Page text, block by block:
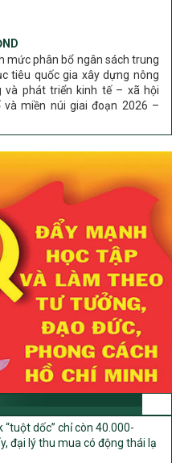
mức phân bổ ngân sách trung
tiêu quốc gia xây dựng nông
và phát triển kinh tế – xã hội
miền núi giai đoạn 2026 –
và phát triển kinh tế – xã
và miền núi giai đoạn 2026 –
trình mục tiều quốc gia xây
vững và phát triển kinh tế –
số và miền núi giai đoạn 2026
số nội dung Chương trình
thôn mới, giảm nghèo bền
vùng đồng bào dân tộc thiểu
thuộc phạm vi quản lý nhà
quy trình đánh giá, phân hạng
“tuột dốc” chỉ còn 40.000-
đại lý thu mua có động thái lạ